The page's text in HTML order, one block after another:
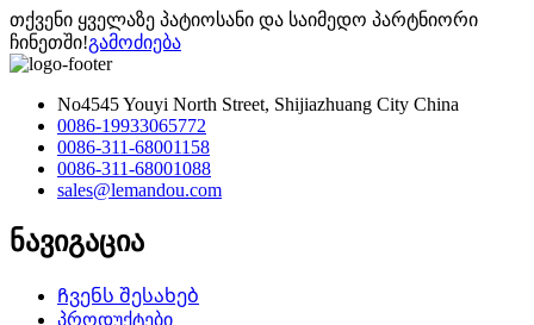
თქვენი ყველაზე პატიოსანი და საიმედო პარტნიორი
ჩინეთში!გამოძიება
No4545 Youyi North Street, Shijiazhuang City China
0086-19933065772
0086-311-68001158
0086-311-68001088
sales@lemandou.com
ნავიგაცია
Ჩვენს შესახებ
პროდუქტები